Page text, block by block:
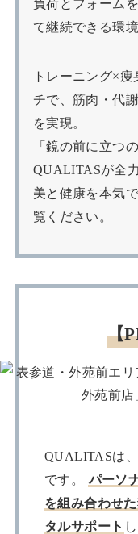
負荷とフォーム
て継続できる環
トレーニング×
チで、筋肉・代
を実現。
「鏡の前に立つ
QUALITASが全
美と健康を本気
覧ください。
【
QUALITASは
です。 パーソ
を組み合わせ
タルサポート